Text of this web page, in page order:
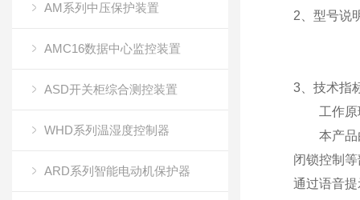
AM系列中压保护装置
AMC16数据中心监控装置
ASD开关柜综合测控装置
WHD系列温湿度控制器
ARD系列智能电动机保护器
2、型号说
3、技术指
工作原
本产品由
闭锁控制
通过语音